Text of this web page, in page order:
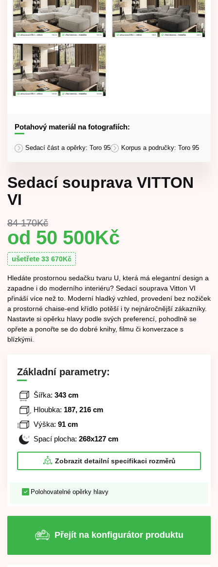
Potahový materiál na fotografiích:
Sedací část a opěrky: Toro 95 Korpus a područky: Toro 95
Sedací souprava VITTON
VI
84 170Kč
50 500Kč
ušetřete 33 670Kč
Hledáte prostornou sedačku tvaru U, která má elegantní design a
zapadne i do moderního interiéru? Sedací souprava Vitton VI
přináší více než to. Moderní hladký vzhled, provedení bez nožiček
a prostorné chaise-end křídlo potěší i ty nejnáročnější zákazníky.
Nastavte si opěrku hlavy podle svých preferencí, pohodlně se
opřete a ponořte se do dobré knihy, filmu či konverzace s
blízkými.
Základní parametry:
Šířka: 343 cm
Hloubka: 187, 216 cm
Výška: 91 cm
Spací plocha: 268x127 cm
Zobrazit detailní specifikaci rozměrů
Polohovatelné opěrky hlavy
Přejít na konfigurátor produktu